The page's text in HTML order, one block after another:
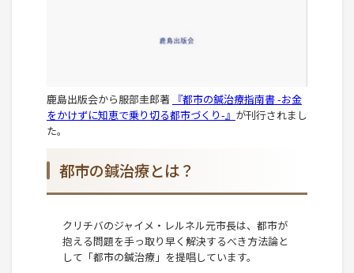
鹿島出版会から服部圭郎著 『都市の鍼治療指南書 -お金
をかけずに知恵で乗り切る都市づくり-』 が刊行されまし
た。
都市の鍼治療とは？
クリチバのジャイメ・レルネル元市長は、都市が
抱える問題を手っ取り早く解決するべき方法論と
して「都市の鍼治療」を提唱しています。